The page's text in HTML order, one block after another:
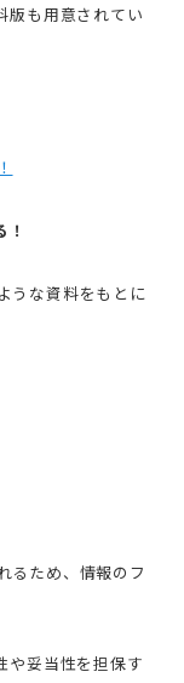
版も用意されてい
うな資料をもとに
るため、情報のフ
や妥当性を担保す